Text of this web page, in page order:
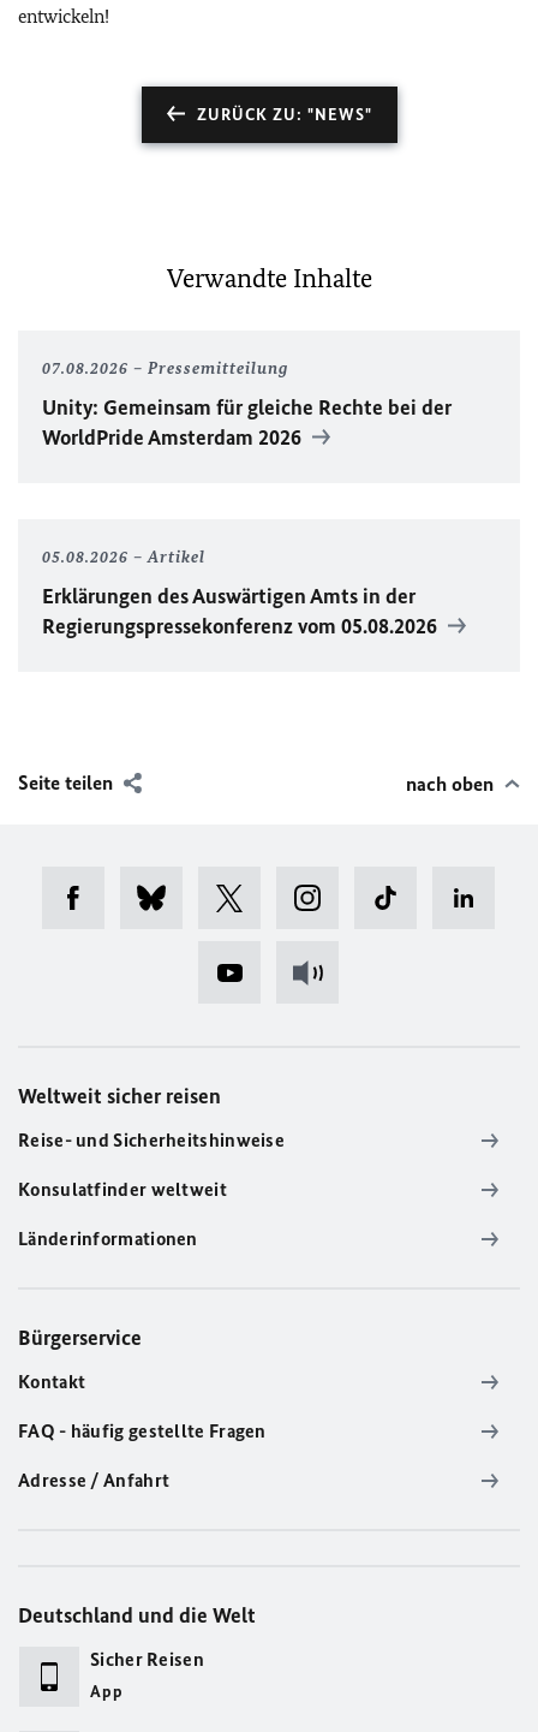
entwickeln!
ZURÜCK ZU: "NEWS"
Verwandte Inhalte
07.08.2026 Pressemitteilung
Unity: Gemeinsam für gleiche Rechte bei der
WorldPrideAmsterdam 2026
05.08.2026 Artikel
Erklärungen des Auswärtigen Amts in der
Regierungspressekonferenz vom 05.08.2026
Seite teilen nach oben
Weltweit sicher reisen
Reise- und Sicherheitshinweise
Konsulatfinder weltweit
Länderinformationen
Bürgerservice
Kontakt
FAQ - häufig gestellte Fragen
Adresse / Anfahrt
Deutschland und die Welt
Sicher Reisen
App